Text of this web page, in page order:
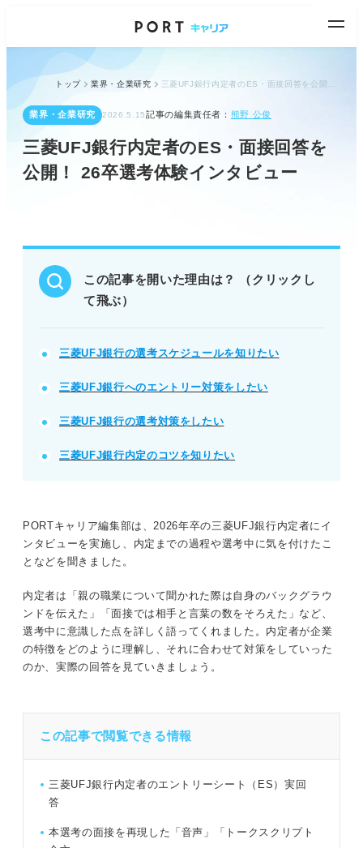
トップ 業界・企業研究
業界・企業研究 2026.5.15記事の編集責任者： 熊野 公俊
三菱UFJ銀行内定者のES・面接回答を
公開！ 26卒選考体験インタビュー
この記事を開いた理由は？ （クリックし
て飛ぶ）
三菱UFJ銀行の選考スケジュールを知りたい
三菱UFJ銀行へのエントリー対策をしたい
三菱UFJ銀行の選考対策をしたい
三菱UFJ銀行内定のコツを知りたい
PORTキャリア編集部は、2026年卒の三菱UFJ銀行内定者にイ
ンタビューを実施し、内定までの過程や選考中に気を付けたこ
となどを聞きました。
内定者は「親の職業について聞かれた際は自身のバックグラウ
ンドを伝えた」「面接では相手と言葉の数をそろえた」など、
選考中に意識した点を詳しく語ってくれました。内定者が企業
の特徴をどのように理解し、それに合わせて対策をしていった
のか、実際の回答を見ていきましょう。
この記事で閲覧できる情報
三菱UFJ銀行内定者のエントリーシート（ES）実回
答
本選考の面接を再現した「音声」「トークスクリプト